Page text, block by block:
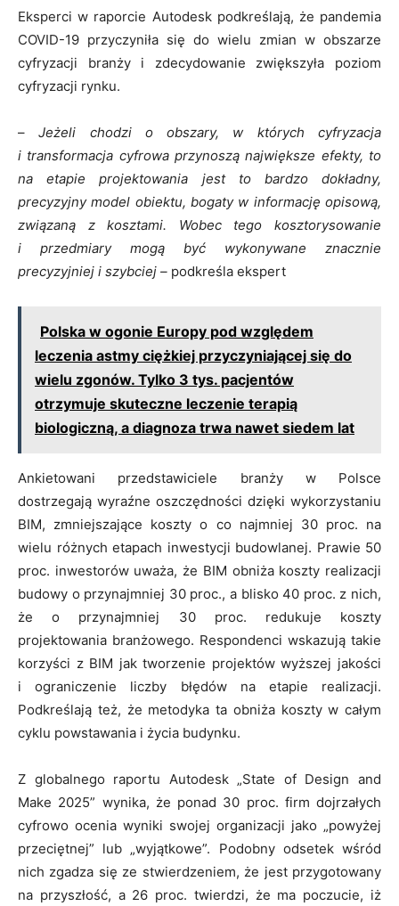
Eksperci w raporcie Autodesk podkreślają, że pandemia
COVID-19 przyczyniła się do wielu zmian w obszarze
cyfryzacji branży i zdecydowanie zwiększyła poziom
cyfryzacji rynku.
– Jeżeli chodzi o obszary, w których cyfryzacja
i transformacja cyfrowa przynoszą największe efekty, to
na etapie projektowania jest to bardzo dokładny,
precyzyjny model obiektu, bogaty w informację opisową,
związaną z kosztami. Wobec tego kosztorysowanie
i przedmiary mogą być wykonywane znacznie
precyzyjniej i szybciej – podkreśla ekspert
Polska w ogonie Europy pod względem
leczenia astmy ciężkiej przyczyniającej się do
wielu zgonów. Tylko 3 tys. pacjentów
otrzymuje skuteczne leczenie terapią
biologiczną, a diagnoza trwa nawet siedem lat
Ankietowani przedstawiciele branży w Polsce
dostrzegają wyraźne oszczędności dzięki wykorzystaniu
BIM, zmniejszające koszty o co najmniej 30 proc. na
wielu różnych etapach inwestycji budowlanej. Prawie 50
proc. inwestorów uważa, że BIM obniża koszty realizacji
budowy o przynajmniej 30 proc., a blisko 40 proc. z nich,
że o przynajmniej 30 proc. redukuje koszty
projektowania branżowego. Respondenci wskazują takie
korzyści z BIM jak tworzenie projektów wyższej jakości
i ograniczenie liczby błędów na etapie realizacji.
Podkreślają też, że metodyka ta obniża koszty w całym
cyklu powstawania i życia budynku.
Z globalnego raportu Autodesk „State of Design and
Make 2025” wynika, że ponad 30 proc. firm dojrzałych
cyfrowo ocenia wyniki swojej organizacji jako „powyżej
przeciętnej” lub „wyjątkowe”. Podobny odsetek wśród
nich zgadza się ze stwierdzeniem, że jest przygotowany
na przyszłość, a 26 proc. twierdzi, że ma poczucie, iż